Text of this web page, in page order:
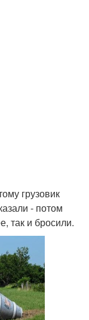
грузовик
- потом
так и бросили.